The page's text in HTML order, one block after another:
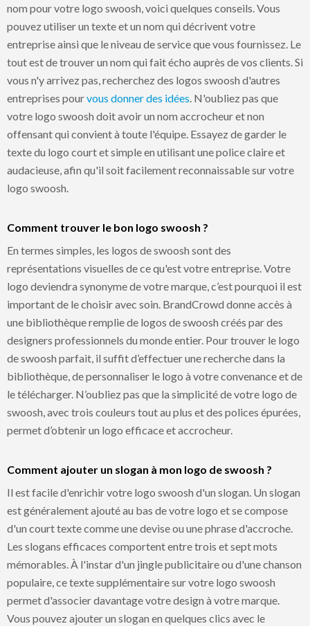
nom pour votre logo swoosh, voici quelques conseils. Vous
pouvez utiliser un texte et un nom qui décrivent votre
entreprise ainsi que le niveau de service que vous fournissez. Le
tout est de trouver un nom qui fait écho auprès de vos clients. Si
vous n'y arrivez pas, recherchez des logos swoosh d'autres
entreprises pourvous donner des idées . N'oubliez pas que
votre logo swoosh doit avoir un nom accrocheur et non
offensant qui convient à toute l'équipe. Essayez de garder le
texte du logo court et simple en utilisant une police claire et
audacieuse, afin qu'il soit facilement reconnaissable sur votre
logo swoosh.
Comment trouver le bon logo swoosh ?
En termes simples, les logos de swoosh sont des
représentations visuelles de ce qu'est votre entreprise. Votre
logo deviendra synonyme de votre marque, c’est pourquoi il est
important de le choisir avec soin. BrandCrowd donne accès à
une bibliothèque remplie de logos de swoosh créés par des
designers professionnels du monde entier. Pour trouver le logo
de swoosh parfait, il suffit d’effectuer une recherche dans la
bibliothèque, de personnaliser le logo à votre convenance et de
le télécharger. N’oubliez pas que la simplicité de votre logo de
swoosh, avec trois couleurs tout au plus et des polices épurées,
permet d’obtenir un logo efficace et accrocheur.
Comment ajouter un slogan à mon logo de swoosh ?
Il est facile d'enrichir votre logo swoosh d'un slogan. Un slogan
est généralement ajouté au bas de votre logo et se compose
d'un court texte comme une devise ou une phrase d'accroche.
Les slogans efficaces comportent entre trois et sept mots
mémorables. À l'instar d'un jingle publicitaire ou d'une chanson
populaire, ce texte supplémentaire sur votre logo swoosh
permet d'associer davantage votre design à votre marque.
Vous pouvez ajouter un slogan en quelques clics avec le